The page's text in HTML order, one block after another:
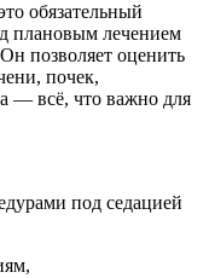
обязательный
плановым лечением
позволяет оценить
почек,
— всё, что важно для
под седацией